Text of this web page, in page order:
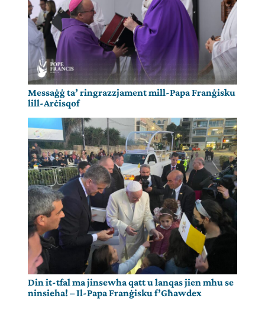
Messaġġ ta’ ringrazzjament mill-Papa Franġisku
lill-Arċisqof
Din it-tfal ma jinsewha qatt u lanqas jien mhu se
ninsieha! – Il-Papa Franġisku f’Għawdex